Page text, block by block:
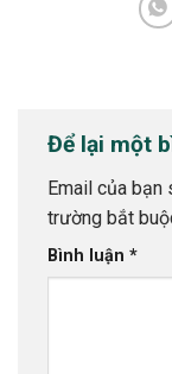
Để lại một
Email của bạn
trường bắt
Bình luận *